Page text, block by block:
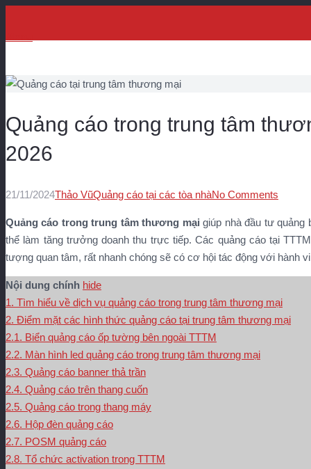
Quảng cáo trong trung tâm
2026
21/11/2024Thảo VũQuảng cáo tại các tòa nhàNo Comments
Quảng cáo trong trung tâm thương mạigiúp nhà đầu tư
thể làm tăng trưởng doanh thu trực tiếp. Các quảng cáo tại
tượng quan tâm, rất nhanh chóng sẽ có cơ hội tác động với hành
Nội dung chính hide
1. Tìm hiểu về dịch vụ quảng cáo trong trung tâm thương mại
2. Điểm mặt các hình thức quảng cáo tại trung tâm thương mại
2.1. Biển quảng cáo ốp tường bên ngoài TTTM
2.2. Màn hình led quảng cáo trong trung tâm thương mại
2.3. Quảng cáo banner thả trần
2.4. Quảng cáo trên thang cuốn
2.5. Quảng cáo trong thang máy
2.6. Hộp đèn quảng cáo
2.7. POSM quảng cáo
2.8. Tổ chức activation trong TTTM